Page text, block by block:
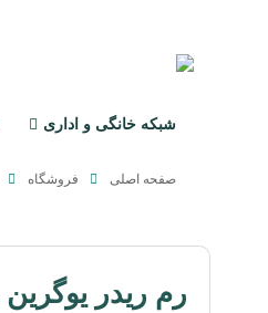
شبکه خانگی و اداری
صفحه اصلی فروشگاه